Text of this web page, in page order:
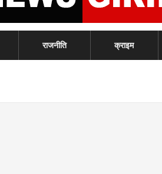
राजनीति क्राइम